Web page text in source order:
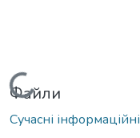
Вантажиться...
Файли
Сучасні